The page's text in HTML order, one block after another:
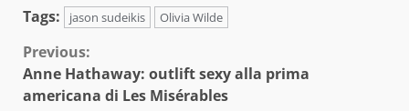
Tags: jason sudeikis Olivia Wilde
Continue
Reading
Previous:
Anne Hathaway: outlift sexy alla prima
americana di Les Misérables